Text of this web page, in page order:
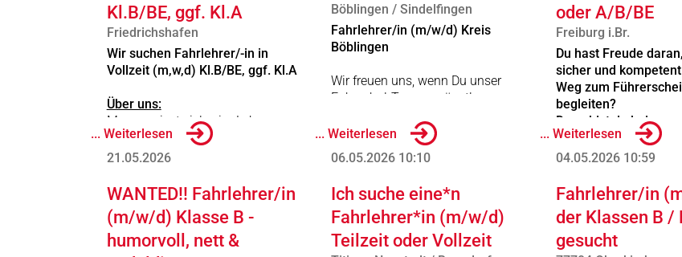
Kl.B/BE, ggf. Kl.A
Friedrichshafen
Wir suchen Fahrlehrer/-in in
Vollzeit (m,w,d) Kl.B/BE, ggf. Kl.A
Über uns:
Man vergisst vieles im Leben,
aber an die Fahrschulzeit erinnert
man sich immer! Bei ZERO to 100
bilden wir mit Spaß, modernster
Technik und auf Augenhöhe aus.
Um unserem Wachstum gerecht
zu werden, suchen wir
... Weiterlesen
Böblingen / Sindelfingen
Fahrlehrer/in (m/w/d) Kreis
Böblingen
Wir freuen uns, wenn Du unser
Fahrschul-Team ergänzt!
Fahrlehrer/in (m / w / d) in
Vollzeit , Teilzeit
Wir bieten :
Festanstellung für die Kl.
B, gerne auch A und CE
... Weiterlesen
oder A/B/BE
Freiburg i.Br.
Du hast Freude
sicher und
Weg zum
begleiten?
Dann bist du bei uns
richtig!
suchen wir ab sofort
engagierte/n
(m/w/d) für die
oder A, B und BE – in
... Weiterlesen
21.05.2026
WANTED!! Fahrlehrer/in
(m/w/d) Klasse B -
humorvoll, nett &
06.05.2026 10:10
Ich suche eine*n
Fahrlehrer*in (m/w/d)
Teilzeit oder Vollzeit
04.05.2026 10:59
Fahrlehrer/in
der Klassen B /
gesucht